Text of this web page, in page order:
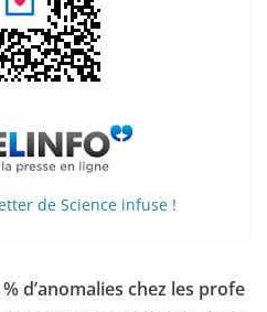
de Science infuse !
d’anomalies chez les profe